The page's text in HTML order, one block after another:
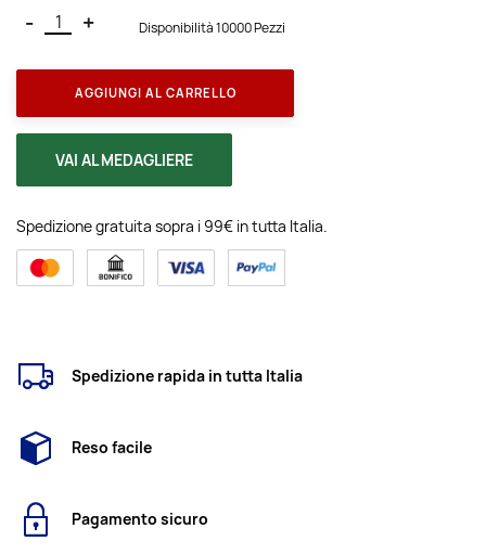
- + Disponibilità 10000 Pezzi
AGGIUNGI AL CARRELLO
VAI AL MEDAGLIERE
Spedizione gratuita sopra i 99€ in tutta Italia.
Spedizione rapida in tutta Italia
Reso facile
Pagamento sicuro